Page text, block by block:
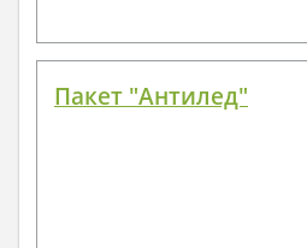
Пакет "Антилед"